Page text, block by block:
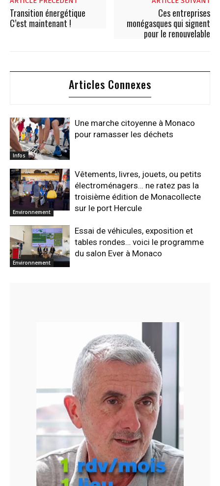
Transition énergétique
C’est maintenant !
Ces entreprises
monégasques qui signent
pour le renouvelable
Articles Connexes
Infos
Une marche citoyenne à Monaco
pour ramasser les déchets
Environnement
Vêtements, livres, jouets, ou petits
électroménagers… ne ratez pas la
troisième édition de Monacollecte
sur le port Hercule
Environnement
Essai de véhicules, exposition et
tables rondes… voici le programme
du salon Ever à Monaco